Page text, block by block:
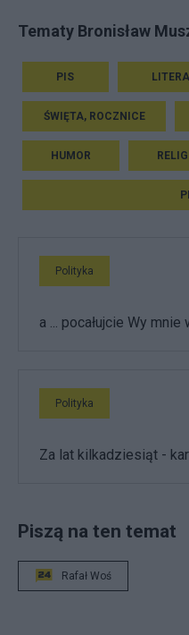
Tematy Bronisław
PIS
ŚWIĘTA, ROCZNICE
HUMOR
Polityka
a ... pocałujcie Wy mnie
Polityka
Za lat kilkadziesiąt -
Piszą na ten temat
Rafał Woś